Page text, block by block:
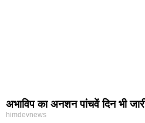
अभाविप का अनशन पांचवें दिन भी
himdevnews